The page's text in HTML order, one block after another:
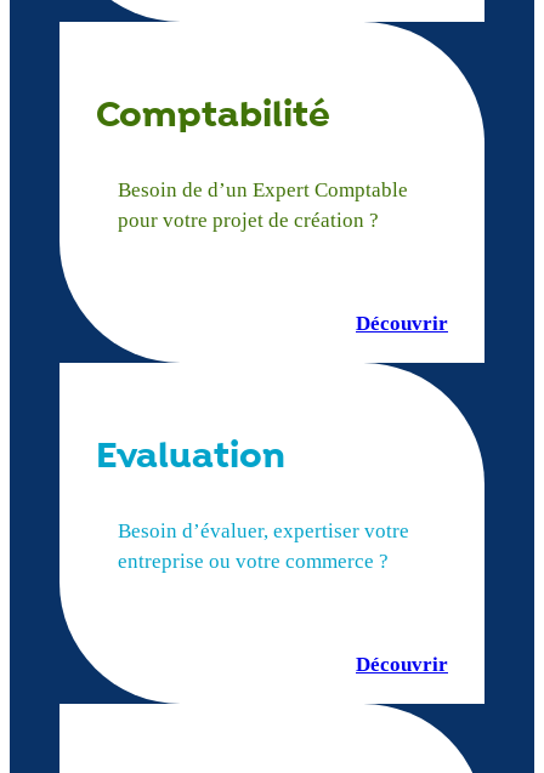
Comptabilité
Besoin de d’un Expert Comptable
pour votre projet de création ?
Découvrir
Evaluation
Besoin d’évaluer, expertiser votre
entreprise ou votre commerce ?
Découvrir